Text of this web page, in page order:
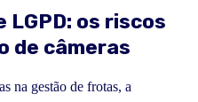
os riscos
de câmeras
na gestão de frotas, a